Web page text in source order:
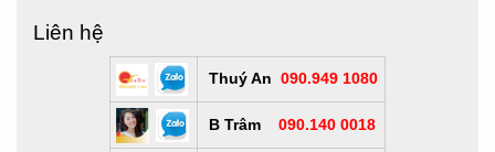
Liên hệ
Thuý An 090.949 1080
B Trâm 090.140 0018